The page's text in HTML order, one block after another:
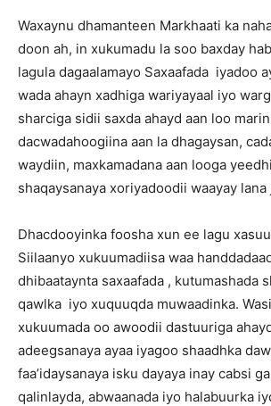
Waxaynu dhamanteen Markhaati ka
doon ah, in xukumadu la soo baxday
lagula dagaalamayo Saxaafada iyadoo
wada ahayn xadhiga wariyayaal iyo
sharciga sidii saxda ahayd aan loo
dacwadahoogiina aan la dhagaysan,
waydiin, maxkamadana aan looga
shaqaysanaya xoriyadoodii waayay lana
Dhacdooyinka foosha xun ee lagu
Siilaanyo xukuumadiisa waa
dhibaataynta saxaafada , kutumashada
qawlka iyo xuquuqda muwaadinka.
xukuumada oo awoodii dastuuriga
adeegsanaya ayaa iyagoo shaadhka
faa’idaysanaya isku dayaya inay cabsi
qalinlayda, abwaanada iyo halabuurka